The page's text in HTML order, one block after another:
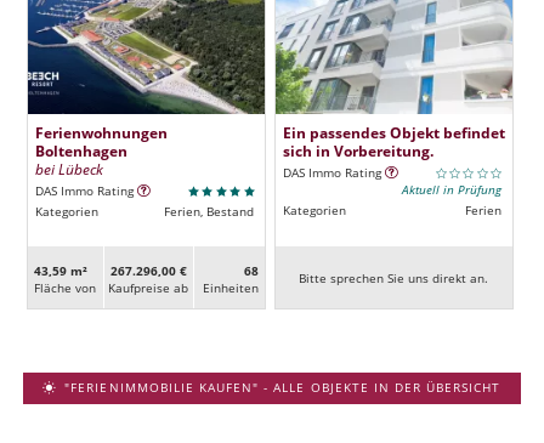
Ferienwohnungen
Boltenhagen
bei Lübeck
DAS Immo Rating
Kategorien
Ferien, Bestand
43,59 m²
Fläche von
267.296,00 €
Kaufpreise ab
68
Ein­heiten
Ein passendes Objekt befindet
sich in Vorbereitung.
DAS Immo Rating
Aktuell in Prüfung
Kategorien
Ferien
Bitte sprechen Sie uns direkt an.
"FERIENIMMOBILIE KAUFEN" - ALLE OBJEKTE IN DER ÜBERSICHT